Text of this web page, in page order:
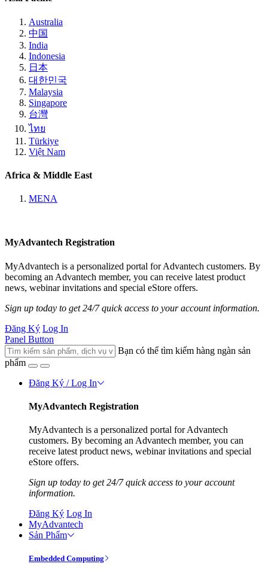
Australia
中国
India
Indonesia
日本
대한민국
Malaysia
Singapore
台灣
ไทย
Türkiye
Việt Nam
Africa & Middle East
MENA
MyAdvantech Registration
MyAdvantech is a personalized portal for Advantech customers. By
becoming an Advantech member, you can receive latest product
news, webinar invitations and special eStore offers.
Sign up today to get 24/7 quick access to your account information.
Đăng Ký Log In
Panel Button
Bạn có thể tìm kiếm hàng ngàn sản
phẩm
Đăng Ký / Log In
MyAdvantech Registration
MyAdvantech is a personalized portal for Advantech
customers. By becoming an Advantech member, you can
receive latest product news, webinar invitations and special
eStore offers.
Sign up today to get 24/7 quick access to your account
information.
Đăng Ký Log In
MyAdvantech
Sản Phẩm
Embedded Computing